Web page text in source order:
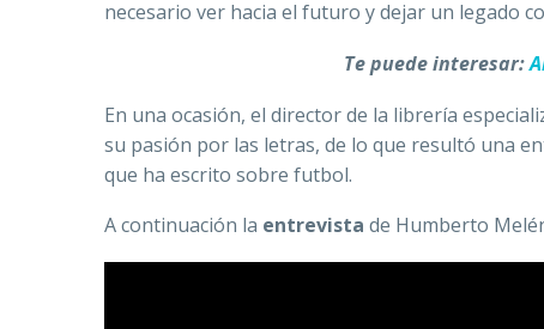
necesario ver hacia el futuro y dejar un legado
Te puede interesar:
En una ocasión, el director de la librería
su pasión por las letras, de lo que resultó una
que ha escrito sobre futbol.
A continuación la entrevista de Humberto